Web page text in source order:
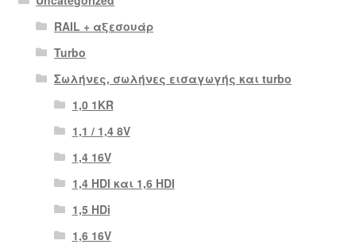
RAIL + αξεσουάρ
Turbo
Σωλήνες, σωλήνες εισαγωγής και turbo
1,0 1KR
1,1 / 1,4 8V
1,4 16V
1,4 HDI και 1,6 HDI
1,5 HDi
1,6 16V